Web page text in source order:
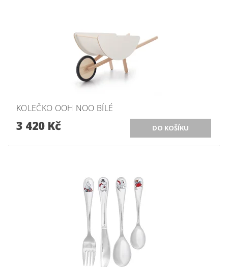
KOLEČKO OOH NOO BÍLÉ
3 420 Kč